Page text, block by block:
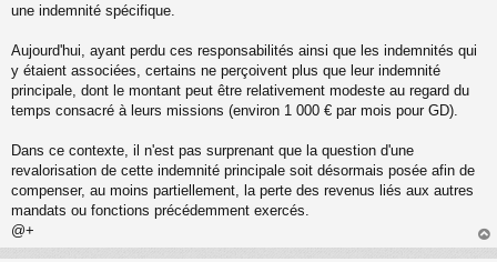
u
une indemnité spécifique.
Aujourd'hui, ayant perdu ces responsabilités ainsi que les indemnités qui
y étaient associées, certains ne perçoivent plus que leur indemnité
principale, dont le montant peut être relativement modeste au regard du
temps consacré à leurs missions (environ 1 000 € par mois pour GD).
Dans ce contexte, il n'est pas surprenant que la question d'une
revalorisation de cette indemnité principale soit désormais posée afin de
compenser, au moins partiellement, la perte des revenus liés aux autres
mandats ou fonctions précédemment exercés.
@+
au